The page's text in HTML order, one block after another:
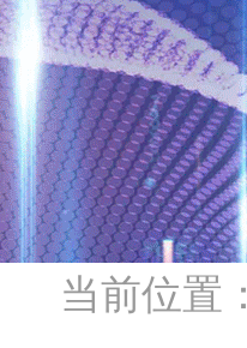
当前位置：